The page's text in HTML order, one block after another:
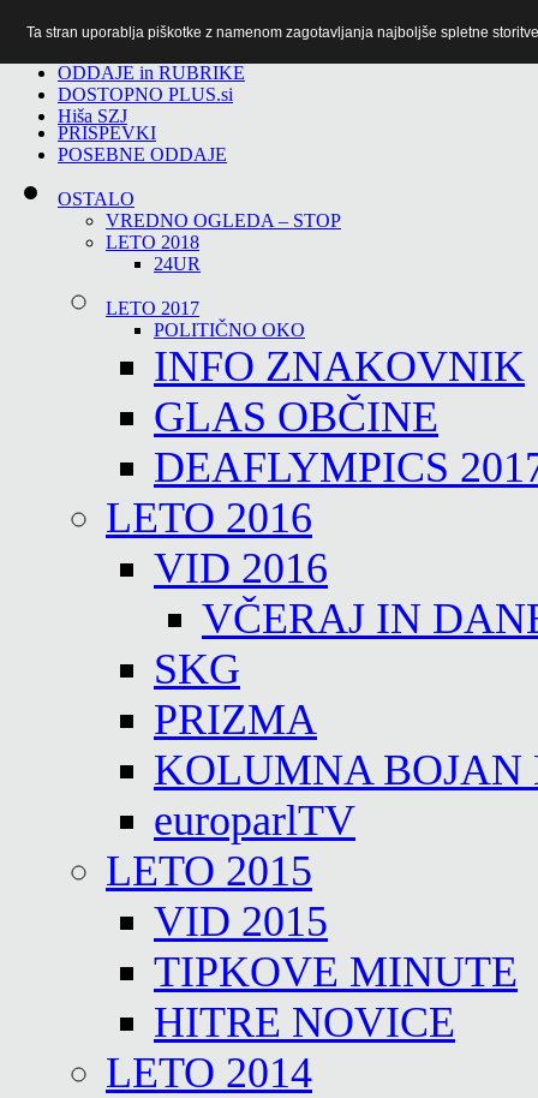
ODDAJE in RUBRIKE
DOSTOPNO PLUS.si
Hiša SZJ
PRISPEVKI
POSEBNE ODDAJE
OSTALO
VREDNO OGLEDA – STOP
LETO 2018
24UR
LETO 2017
POLITIČNO OKO
INFO ZNAKOVNIK
GLAS OBČINE
DEAFLYMPICS
LETO 2016
VID 2016
VČERAJ IN
SKG
PRIZMA
KOLUMNA BOJAN
europarlTV
LETO 2015
VID 2015
TIPKOVE MINUTE
HITRE NOVICE
LETO 2014
Ta stran uporablja piškotke z namenom zagotavljanja najboljše spletne